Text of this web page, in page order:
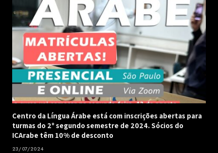
Centro da Língua Árabe está com inscrições abertas para
turmas do 2º segundo semestre de 2024. Sócios do
ICArabe têm 10% de desconto
23/07/2024